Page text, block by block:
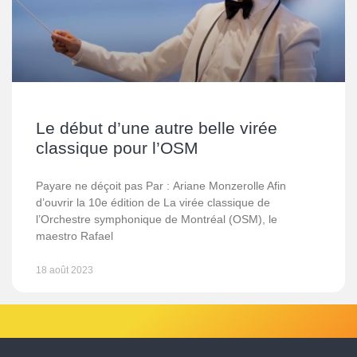
Le début d’une autre belle virée
classique pour l’OSM
Payare ne déçoit pas Par : Ariane Monzerolle Afin
d’ouvrir la 10e édition de La virée classique de
l’Orchestre symphonique de Montréal (OSM), le
maestro Rafael
18 août 2023